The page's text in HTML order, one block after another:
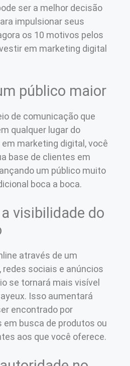
ser a melhor decisão
impulsionar seus
os 10 motivos pelos
em marketing digital
público maior
de comunicação que
qualquer lugar do
marketing digital, você
base de clientes em
um público muito
boca a boca.
visibilidade do
através de um
sociais e anúncios
se tornará mais visível
Isso aumentará
encontrado por
busca de produtos ou
aos que você oferece.